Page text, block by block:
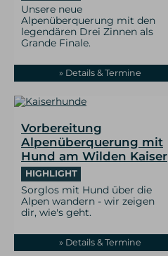
Unsere neue
Alpenüberquerung mit den
legendären Drei Zinnen als
Grande Finale.
» Details & Termine
Vorbereitung
Alpenüberquerung mit
Hund am Wilden Kaiser
HIGHLIGHT
Sorglos mit Hund über die
Alpen wandern - wir zeigen
dir, wie's geht.
» Details & Termine